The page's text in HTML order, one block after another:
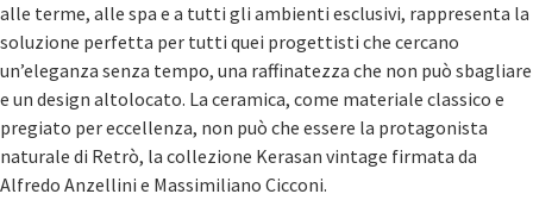
alle terme, alle spa e a tutti gli ambienti esclusivi, rappresenta la
soluzione perfetta per tutti quei progettisti che cercano
un’eleganza senza tempo, una raffinatezza che non può sbagliare
e un design altolocato. La ceramica, come materiale classico e
pregiato per eccellenza, non può che essere la protagonista
naturale di Retrò, la collezione Kerasan vintage firmata da
Alfredo Anzellini e Massimiliano Cicconi.